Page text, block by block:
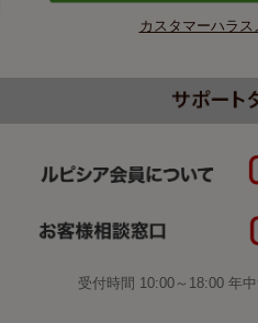
カスタマーハラ
受付時間 10:00～18:00 年